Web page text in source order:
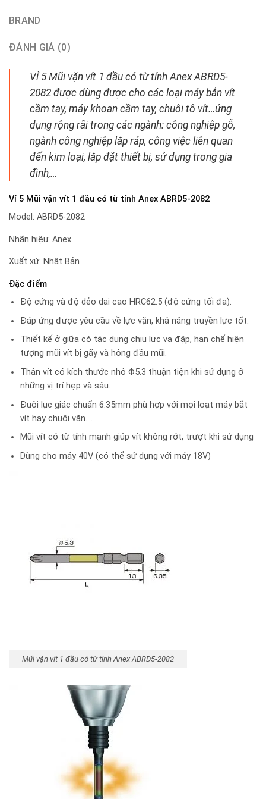
BRAND
ĐÁNH GIÁ (0)
Vỉ 5 Mũi vặn vít 1 đầu có từ tính Anex ABRD5-
2082 được dùng được cho các loại máy bắn vít
cầm tay, máy khoan cầm tay, chuôi tô vít…ứng
dụng rộng rãi trong các ngành: công nghiệp gỗ,
ngành công nghiệp lắp ráp, công việc liên quan
đến kim loại, lắp đặt thiết bị, sử dụng trong gia
đình,…
Vỉ 5 Mũi vặn vít 1 đầu có từ tính Anex ABRD5-2082
Model: ABRD5-2082
Nhãn hiệu: Anex
Xuất xứ: Nhật Bản
Đặc điểm
Độ cứng và độ dẻo dai cao HRC62.5 (độ cứng tối đa).
Đáp ứng được yêu cầu về lực vặn, khả năng truyền lực tốt.
Thiết kế ở giữa có tác dụng chịu lực va đập, hạn chế hiện
tượng mũi vít bị gãy và hỏng đầu mũi.
Thân vít có kích thước nhỏ Φ5.3 thuận tiện khi sử dụng ở
những vị trí hẹp và sâu.
Đuôi lục giác chuẩn 6.35mm phù hợp với mọi loạt máy bắt
vít hay chuôi vặn….
Mũi vít có từ tính mạnh giúp vít không rớt, trượt khi sử dụng
Dùng cho máy 40V (có thể sử dụng với máy 18V)
Mũi vặn vít 1 đầu có từ tính Anex ABRD5-2082